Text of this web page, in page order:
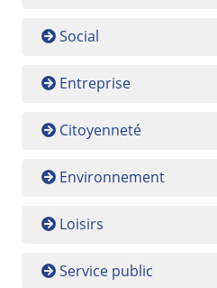
Social
Entreprise
Citoyenneté
Environnement
Loisirs
Service public